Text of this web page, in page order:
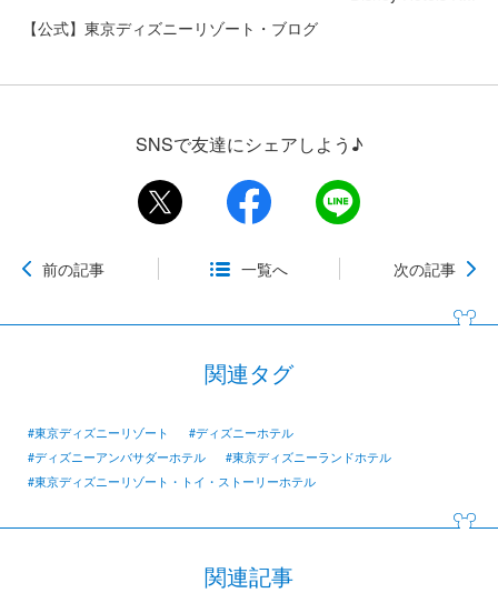
【公式】東京ディズニーリゾート・ブログ
SNSで友達にシェアしよう♪
前の記事 一覧へ 次の記事
関連タグ
#東京ディズニーリゾート
#ディズニーホテル
#ディズニーアンバサダーホテル
#東京ディズニーランドホテル
#東京ディズニーリゾート・トイ・ストーリーホテル
関連記事